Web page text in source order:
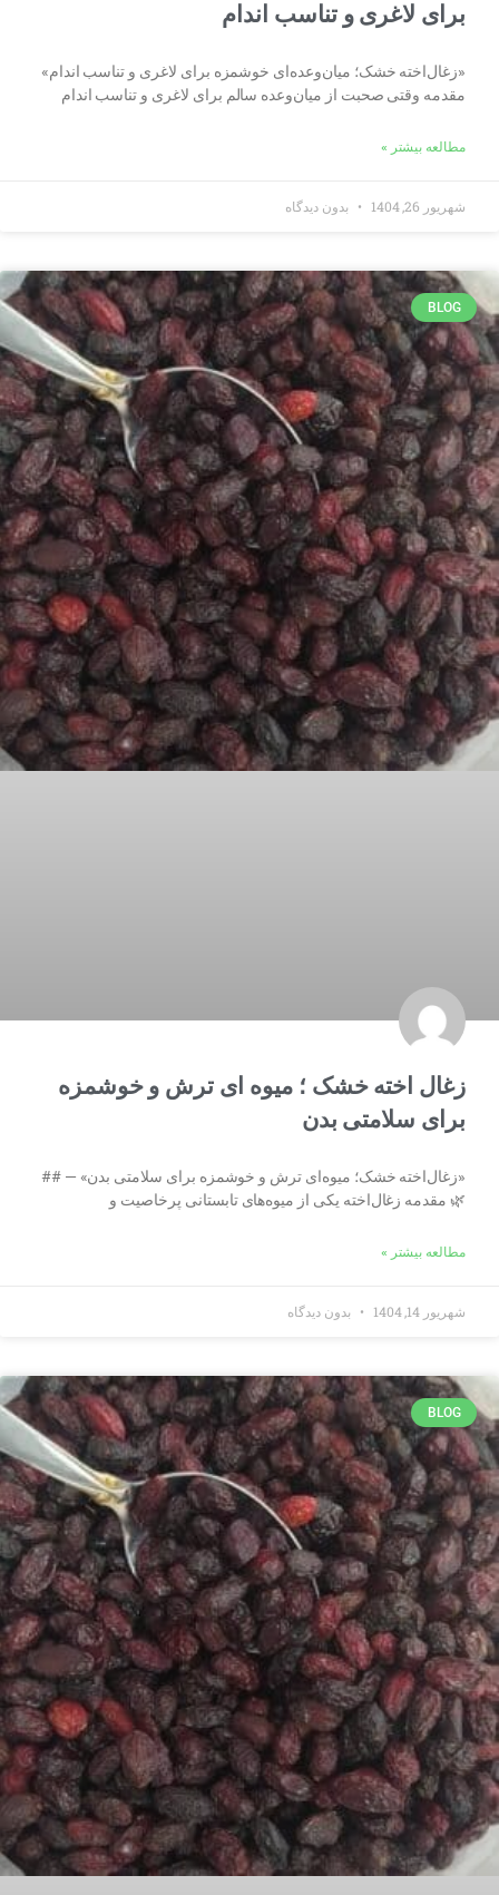
برای لاغری و تناسب اندام
«زغال‌اخته خشک؛ میان‌وعده‌ای خوشمزه برای لاغری و تناسب اندام»
مقدمه وقتی صحبت از میان‌وعده سالم برای لاغری و تناسب اندام
مطالعه بیشتر »
شهریور 26, 1404 بدون دیدگاه
BLOG
زغال اخته خشک ؛ میوه ای ترش و خوشمزه
برای سلامتی بدن
«زغال‌اخته خشک؛ میوه‌ای ترش و خوشمزه برای سلامتی بدن» — ##
🌿 مقدمه زغال‌اخته یکی از میوه‌های تابستانی پرخاصیت و
مطالعه بیشتر »
شهریور 14, 1404 بدون دیدگاه
BLOG